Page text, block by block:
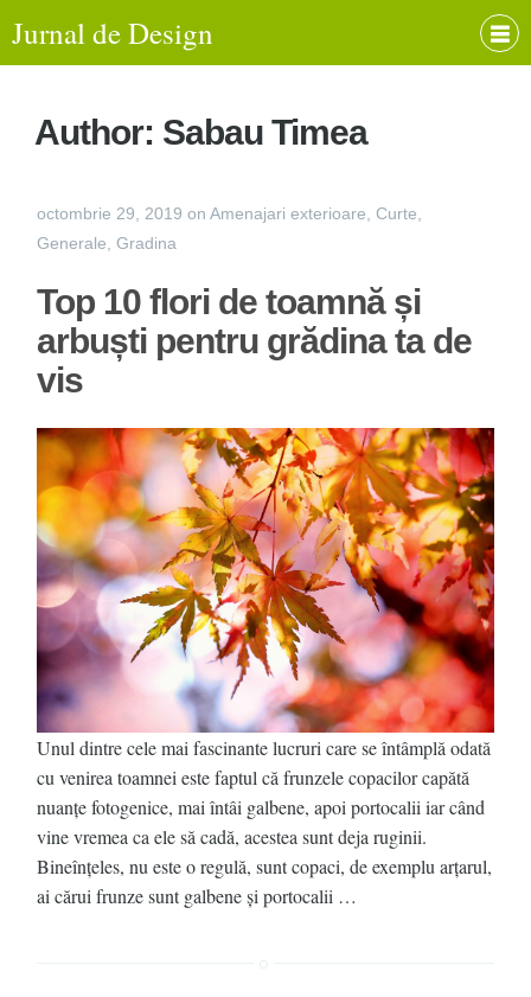
Jurnal de Design
Author: Sabau Timea
octombrie 29, 2019 on Amenajari exterioare Curte
Generale Gradina
Top 10 flori de toamnă și
arbuști pentru grădina ta de
vis
Unul dintre cele mai fascinante lucruri care se întâmplă odată
cu venirea toamnei este faptul că frunzele copacilor capătă
nuanțe fotogenice, mai întâi galbene, apoi portocalii iar când
vine vremea ca ele să cadă, acestea sunt deja ruginii.
Bineînțeles, nu este o regulă, sunt copaci, de exemplu arțarul,
ai cărui frunze sunt galbene și portocalii …